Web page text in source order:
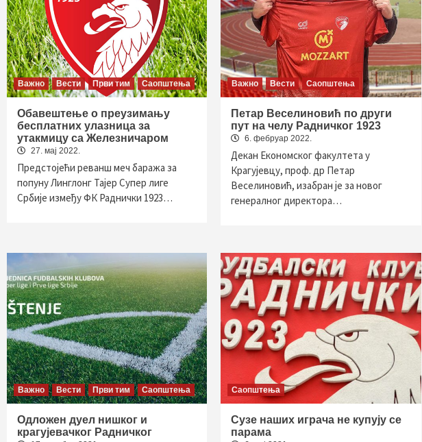
Важно Вести Први тим Саопштења
Обавештење о преузимању
бесплатних улазница за
утакмицу са Железничаром
27. мај 2022.
Предстојећи реванш меч баража за
попуну Линглонг Тајер Супер лиге
Србије између ФК Раднички 1923…
Важно Вести Саопштења
Петар Веселиновић по други
пут на челу Радничког 1923
6. фебруар 2022.
Декан Економског факултета у
Крагујевцу, проф. др Петар
Веселиновић, изабран је за новог
генералног директора…
Важно Вести Први тим Саопштења
Одложен дуел нишког и
крагујевачког Радничког
Саопштења
Сузе наших играча не купују се
парама